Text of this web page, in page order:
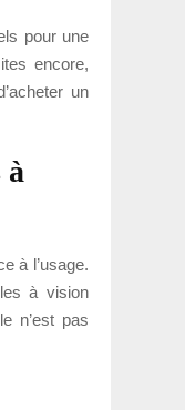
pour une
encore,
un
à
à l’usage.
à vision
n’est pas